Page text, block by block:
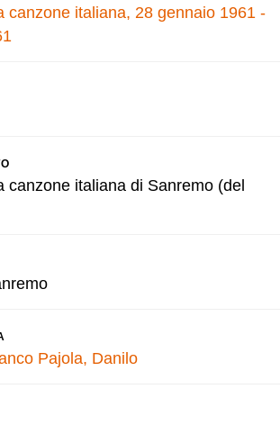
canzone italiana, 28 gennaio 1961 -
canzone italiana di Sanremo (del
Pajola, Danilo